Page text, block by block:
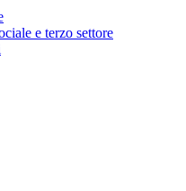
e terzo settore